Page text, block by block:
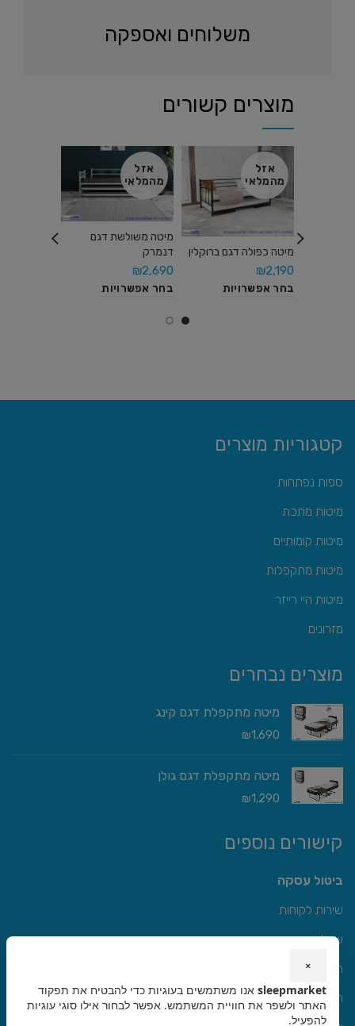
משלוחים ואספקה
מוצרים קשורים
אזל
מהמלאי
מיטה כפולה דגם ברוקלין
₪2,190
בחר אפשרויות
אזל
מהמלאי
מיטה משולשת דגם
דנמרק
₪2,690
בחר אפשרויות
קטגוריות מוצרים
ספות נפתחות
מיטות מתכת
מיטות קומותיים
מיטות מתקפלות
מיטות היי רייזר
מזרונים
מוצרים נבחרים
מיטה מתקפלת דגם קינג
₪1,690
מיטה מתקפלת דגם גולן
₪1,290
קישורים נוספים
ביטול עסקה
שירות לקוחות
שאלות תשובות
תקנון
הצהרת נגישות
×
sleepmarket אנו משתמשים בעוגיות כדי להבטיח את תפקוד
האתר ולשפר את חוויית המשתמש. אפשר לבחור אילו סוגי עוגיות
להפעיל.